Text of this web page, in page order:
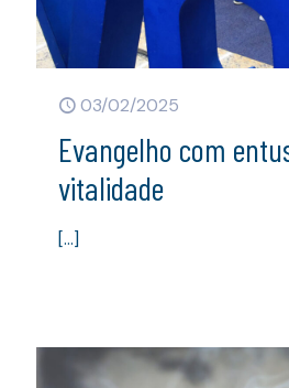
03/02/2025
Evangelho com
vitalidade
[…]